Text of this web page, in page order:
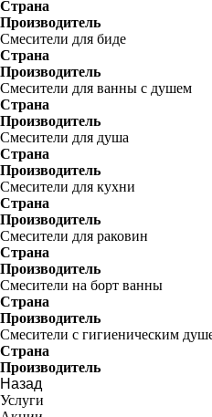
Страна
Производитель
Смесители для биде
Страна
Производитель
Смесители для ванны с душем
Страна
Производитель
Смесители для душа
Страна
Производитель
Смесители для кухни
Страна
Производитель
Смесители для раковин
Страна
Производитель
Смесители на борт ванны
Страна
Производитель
Смесители с гигиеническим
Страна
Производитель
Назад
Услуги